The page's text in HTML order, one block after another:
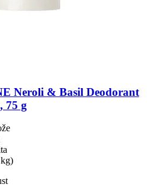
Neroli & Basil Deodorant
75 g